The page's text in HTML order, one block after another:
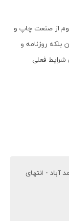
از صنعت چاپ و
بلکه روزنامه و
فعلی
آباد - انتهای